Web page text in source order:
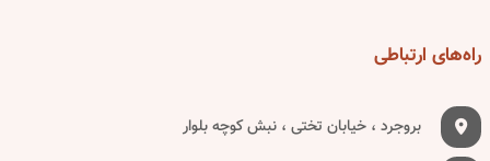
راه‌های ارتباطی
بروجرد ، خیابان تختی ، نبش کوچه بلوار